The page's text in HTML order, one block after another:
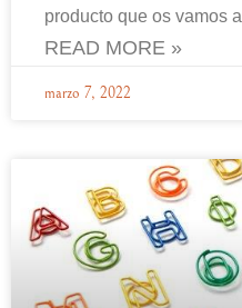
producto que os vamos a
READ MORE »
marzo 7, 2022